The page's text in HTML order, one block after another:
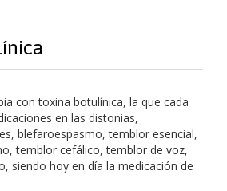
con toxina botulínica, la que cada
en las distonias,
blefaroespasmo, temblor esencial,
temblor cefálico, temblor de voz,
siendo hoy en día la medicación de